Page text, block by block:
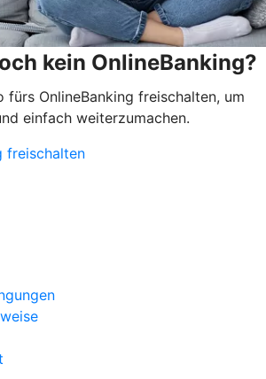
kein OnlineBanking?
fürs OnlineBanking freischalten, um
einfach weiterzumachen.
freischalten